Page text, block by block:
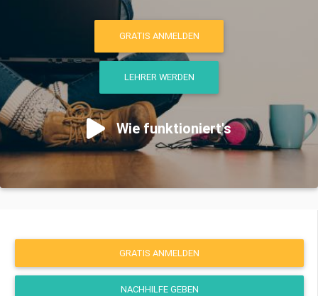
GRATIS ANMELDEN
LEHRER WERDEN
Wie funktioniert's
GRATIS ANMELDEN
NACHHILFE GEBEN